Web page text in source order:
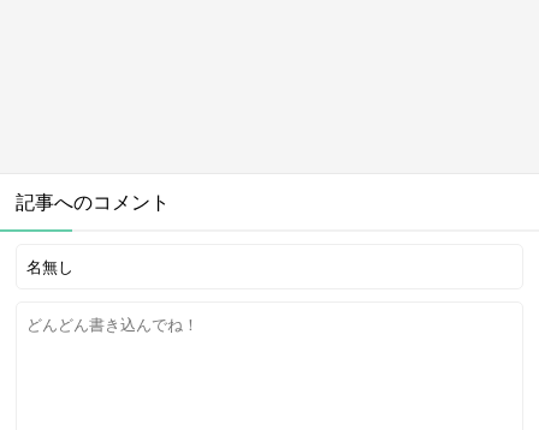
記事へのコメント